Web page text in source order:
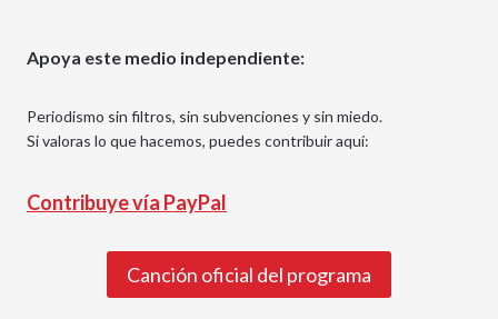
Apoya este medio independiente:
Periodismo sin filtros, sin subvenciones y sin miedo.
Si valoras lo que hacemos, puedes contribuir aquí:
Contribuye vía PayPal
Canción oficial del programa